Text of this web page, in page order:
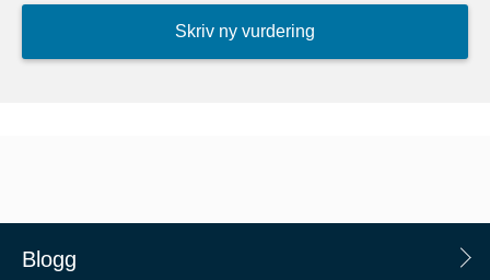
Skriv ny vurdering
Blogg